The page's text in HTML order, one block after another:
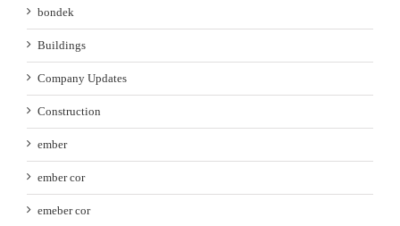
bondek
Buildings
Company Updates
Construction
ember
ember cor
emeber cor